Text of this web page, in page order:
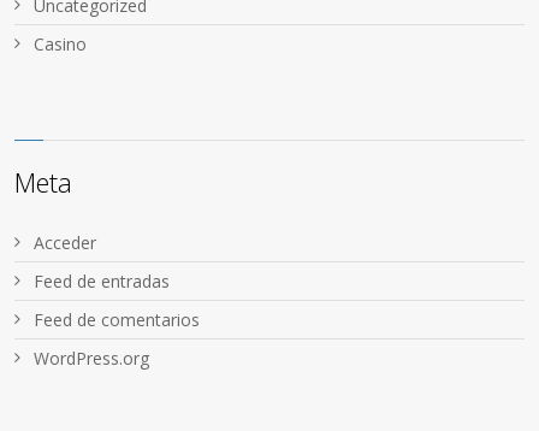
Uncategorized
Сasino
Meta
Acceder
Feed de entradas
Feed de comentarios
WordPress.org